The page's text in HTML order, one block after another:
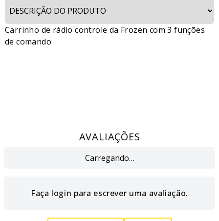
Carrinho de rádio controle da Frozen com 3 funções
de comando.
AVALIAÇÕES
Carregando…
Faça login para escrever uma avaliação.